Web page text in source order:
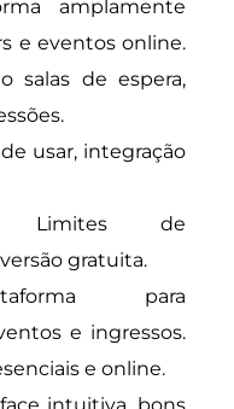
amplamente
e eventos online.
salas de espera,
usar, integração
Limites de
gratuita.
para
e ingressos.
e online.